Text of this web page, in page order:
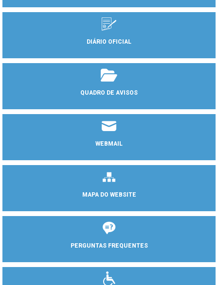
DIÁRIO OFICIAL
QUADRO DE AVISOS
WEBMAIL
MAPA DO WEBSITE
PERGUNTAS FREQUENTES